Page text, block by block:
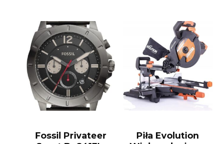
Fossil Privateer
Piła Evolution